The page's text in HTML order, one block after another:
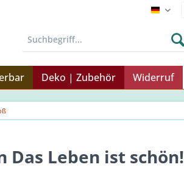
Deko | Zubehör Widerruf
Leben ist schön!